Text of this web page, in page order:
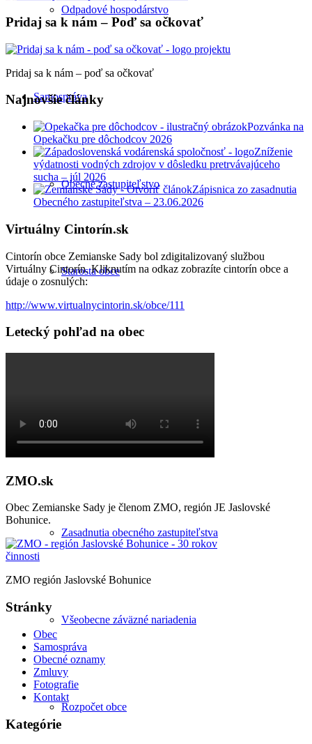
Odpadové hospodárstvo
Samospráva
Obecné zastupiteľstvo
Starosta obce
Zápisnice a uznesenia
Zasadnutia obecného zastupiteľstva
Všeobecne záväzné nariadenia
Rozpočet obce
Pridaj sa k nám – Poď sa očkovať
Pridaj sa k nám – poď sa očkovať
Najnovšie články
Pozvánka na
Opekačku pre dôchodcov 2026
Zníženie
výdatnosti vodných zdrojov v dôsledku pretrvávajúceho
sucha – júl 2026
Zápisnica zo zasadnutia
Obecného zastupiteľstva – 23.06.2026
Virtuálny Cintorín.sk
Cintorín obce Zemianske Sady bol zdigitalizovaný službou
Virtuálny Cintorín. Kliknutím na odkaz zobrazíte cintorín obce a
údaje o zosnulých:
http://www.virtualnycintorin.sk/obce/111
Letecký pohľad na obec
ZMO.sk
Obec Zemianske Sady je členom ZMO, región JE Jaslovské
Bohunice.
ZMO región Jaslovské Bohunice
Stránky
Obec
Samospráva
Obecné oznamy
Zmluvy
Fotografie
Kontakt
Kategórie